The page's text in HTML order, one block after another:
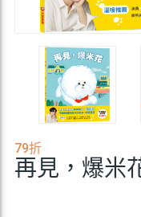
79折
再見，爆米